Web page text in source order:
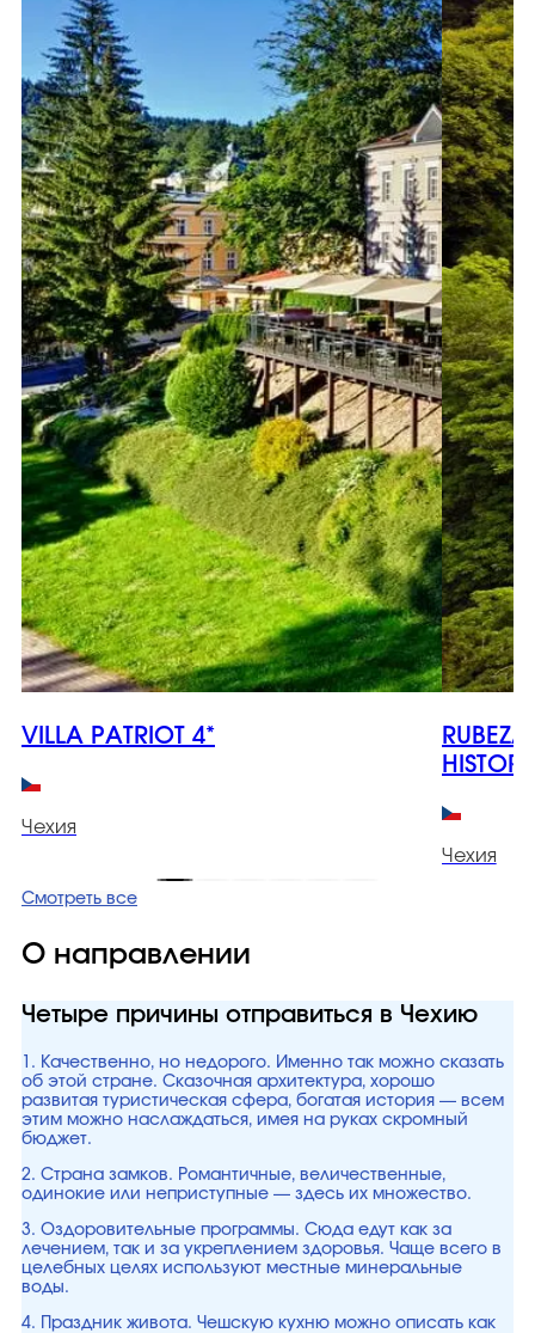
VILLA PATRIOT 4*
Чехия
Чехия
Смотреть все
О направлении
Четыре причины отправиться в Чехию
1. Качественно, но недорого. Именно так можно сказать
об этой стране. Сказочная архитектура, хорошо
развитая туристическая сфера, богатая история — всем
этим можно наслаждаться, имея на руках скромный
бюджет.
2. Страна замков. Романтичные, величественные,
одинокие или неприступные — здесь их множество.
3. Оздоровительные программы. Сюда едут как за
лечением, так и за укреплением здоровья. Чаще всего в
целебных целях используют местные минеральные
воды.
4. Праздник живота. Чешскую кухню можно описать как